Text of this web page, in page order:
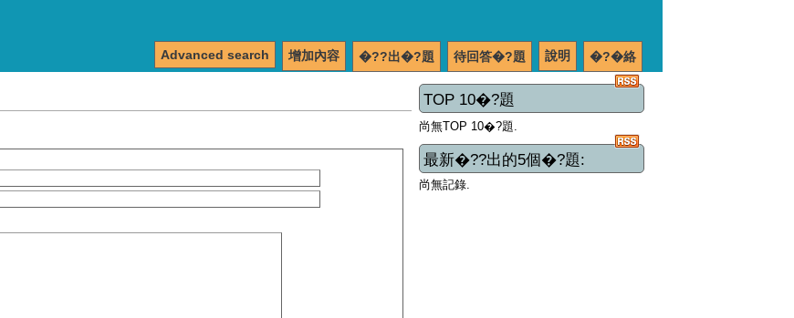
�?�絡
說明
待回答�?題
�??出�?題
增加內容
Advanced search
TOP 10�?題
尚無TOP 10�?題.
最新�??出的5個�?題:
尚無記錄.